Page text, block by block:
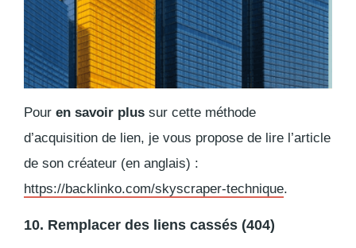
Pour en savoir plus sur cette méthode
d’acquisition de lien, je vous propose de lire l’article
de son créateur (en anglais) :
https://backlinko.com/skyscraper-technique.
10. Remplacer des liens cassés (404)